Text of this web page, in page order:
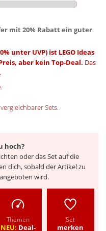
mit 20% Rabatt ein guter
unter UVP) ist LEGO Ideas
aber kein Top-Deal. Das
Sets.
hoch?
oder das Set auf die
dich, sobald der Artikel zu
wird.
Themen
NEU: Deal-
Set
merken